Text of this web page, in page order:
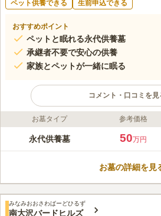
ペット供養できる
生前申込できる
おすすめポイント
ペットと眠れる永代供養墓
承継者不要で安心の供養
家族とペットが一緒に眠る
コメント・口コミを見
ライフドット編集部のコメント
2021年7月、町田市の南大沢霊園に
愛するペットと共に眠りたい方に
区画に埋葬できます。なお、ペッ
は、隣接の「ペットメモリアルパ
口コミ評価
みんなの評価
お墓タイプ 参考価格
永代供養墓 50万円
お墓の詳細を見
みなみおおさわばーどひるず
南大沢バードヒルズ